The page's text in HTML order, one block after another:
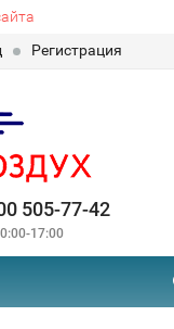
Регистрация
505-77-42
17:00